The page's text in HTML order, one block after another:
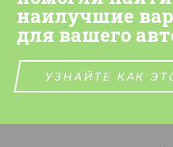
наилучшие
для вашего
УЗНАЙТЕ КАК
Мы говорим
Мы говорим